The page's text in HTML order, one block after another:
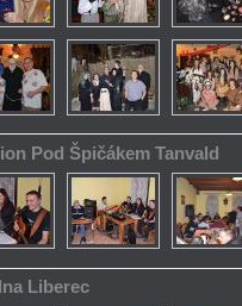
Pod Špičákem Tanvald
Liberec